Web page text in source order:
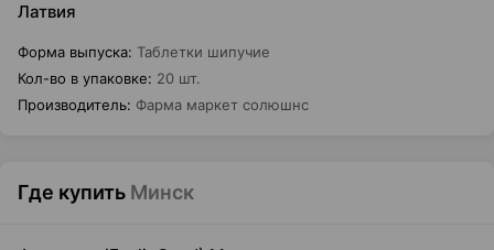
Латвия
Форма выпуска: Таблетки шипучие
Кол-во в упаковке: 20 шт.
Производитель: Фарма маркет солюшнс
Где купить Минск